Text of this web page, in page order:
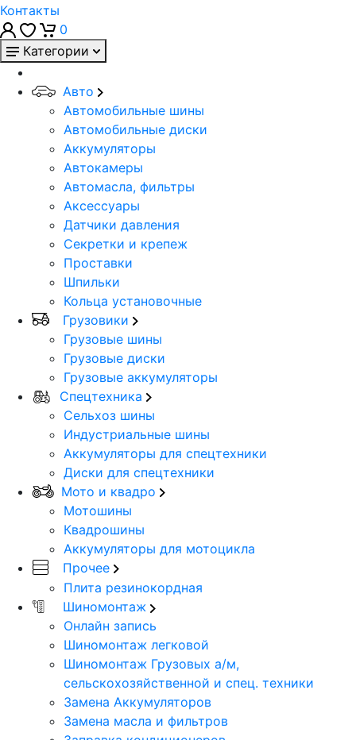
Контакты
0
Категории
Авто
Автомобильные шины
Автомобильные диски
Аккумуляторы
Автокамеры
Автомасла, фильтры
Аксессуары
Датчики давления
Секретки и крепеж
Проставки
Шпильки
Кольца установочные
Грузовики
Грузовые шины
Грузовые диски
Грузовые аккумуляторы
Спецтехника
Сельхоз шины
Индустриальные шины
Аккумуляторы для спецтехники
Диски для спецтехники
Мото и квадро
Мотошины
Квадрошины
Аккумуляторы для мотоцикла
Прочее
Плита резинокордная
Шиномонтаж
Онлайн запись
Шиномонтаж легковой
Шиномонтаж Грузовых а/м,
сельскохозяйственной и спец. техники
Замена Аккумуляторов
Замена масла и фильтров